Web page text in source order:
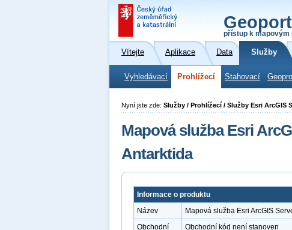
přístup k mapovým
Vítejte Aplikace Data Služby
Vyhledávací Prohlížecí Stahovací
Nyní jste zde: Služby / Prohlížecí / Služby Esri ArcGIS
Mapová služba Esri
Antarktida
Informace o produktu
Název
Mapová služba Esri ArcGIS
Obchodní
Obchodní kód není stanoven